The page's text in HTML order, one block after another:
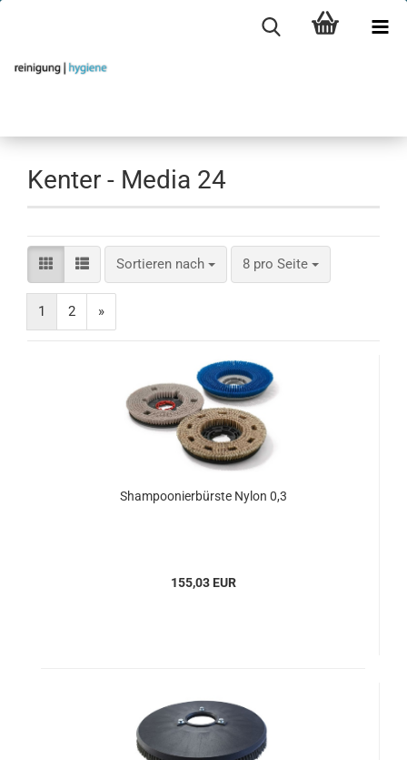
Kenter - Media 24
Sortieren nach
Sortieren nach 8 pro Seite
pro Seite
1 2 »
Shampoonierbürste Nylon 0,3
155,03 EUR